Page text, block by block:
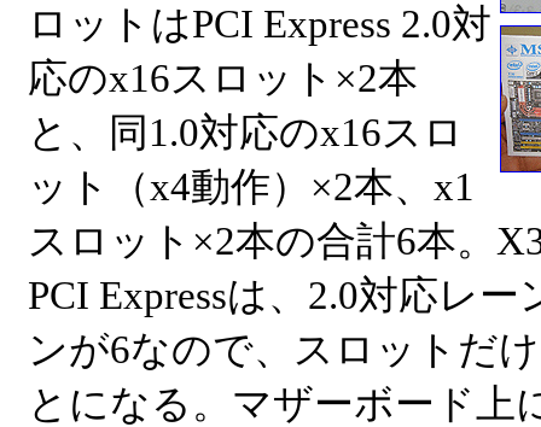
ロットはPCI Express 2.0対
応のx16スロット×2本
と、同1.0対応のx16スロ
ット（x4動作）×2本、x1
スロット×2本の合計6本。
PCI Expressは、2.0対応レ
ンが6なので、スロットだ
とになる。マザーボード上